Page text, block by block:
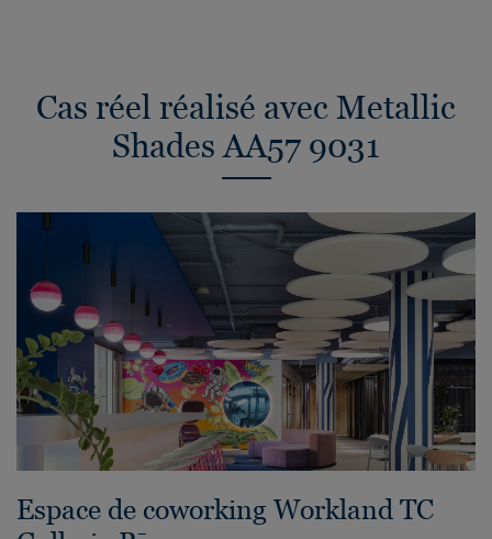
Cas réel réalisé avec Metallic
Shades AA57 9031
Espace de coworking Workland TC